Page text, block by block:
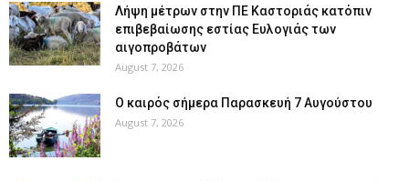
Λήψη μέτρων στην ΠΕ Καστοριάς κατόπιν
επιβεβαίωσης εστίας Ευλογιάς των
αιγοπροβάτων
August 7, 2026
Ο καιρός σήμερα Παρασκευή 7 Αυγούστου
August 7, 2026